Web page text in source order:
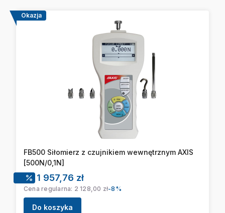
Okazja
FB500 Siłomierz z czujnikiem wewnętrznym AXIS
[500N/0,1N]
Cena promocyjna
1 957,76 zł
Cena regularna: 2 128,00 zł-8%
Do koszyka